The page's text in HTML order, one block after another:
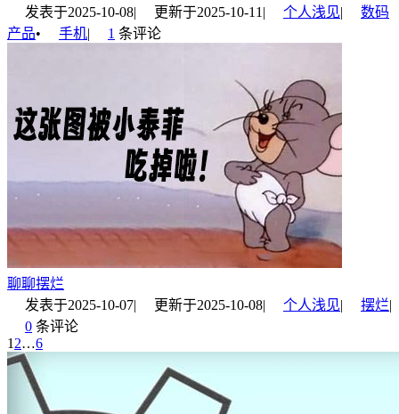
发表于2025-10-08| 更新于2025-10-11| 个人浅见|
数码
产品• 手机| 1 条评论
聊聊摆烂
发表于2025-10-07| 更新于2025-10-08| 个人浅见| 摆烂|
0 条评论
12…6